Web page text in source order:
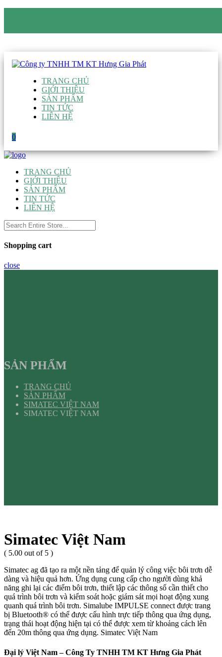
TRANG CHỦ
GIỚI THIỆU
SẢN PHẨM
TIN TỨC
LIÊN HỆ
0
TRANG CHỦ
GIỚI THIỆU
SẢN PHẨM
TIN TỨC
LIÊN HỆ
Shopping cart
close
SẢN PHẨM
TRANG CHỦ
SẢN PHẨM
SIMATEC VIỆT NAM
SIMATEC VIỆT NAM
Simatec Việt Nam
( 5.00 out of 5 )
Simatec ag đã tạo ra một nền tảng để quản lý công việc bôi trơn dễ
dàng và hiệu quả hơn. Ứng dụng cung cấp cho người dùng khả
năng ghi lại các điểm bôi trơn, thiết lập các thông số cần thiết cho
quá trình bôi trơn và kiểm soát hoặc giám sát mọi hoạt động xung
quanh quá trình bôi trơn. Simalube IMPULSE connect được trang
bị Bluetooth® có thể được cấu hình trực tiếp thông qua ứng dụng,
trạng thái hoạt động hiện tại có thể được xem từ khoảng cách lên
đến 20m thông qua ứng dụng. Simatec Việt Nam
Đại lý Việt Nam – Công Ty TNHH TM KT Hưng Gia Phát